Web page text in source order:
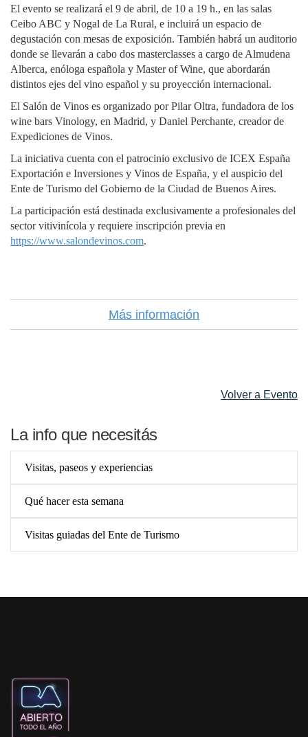
El evento se realizará el 9 de abril, de 10 a 19 h., en las salas
Ceibo ABC y Nogal de La Rural, e incluirá un espacio de
degustación con mesas de exposición. También habrá un auditorio
donde se llevarán a cabo dos masterclasses a cargo de Almudena
Alberca, enóloga española y Master of Wine, que abordarán
distintos ejes del vino español y su proyección internacional.
El Salón de Vinos es organizado por Pilar Oltra, fundadora de los
wine bars Vinology, en Madrid, y Daniel Perchante, creador de
Expediciones de Vinos.
La iniciativa cuenta con el patrocinio exclusivo de ICEX España
Exportación e Inversiones y Vinos de España, y el auspicio del
Ente de Turismo del Gobierno de la Ciudad de Buenos Aires.
La participación está destinada exclusivamente a profesionales del
sector vitivinícola y requiere inscripción previa en
https://www.salondevinos.com.
Más información
Volver a Evento
La info que necesitás
Visitas, paseos y experiencias
Qué hacer esta semana
Visitas guiadas del Ente de Turismo